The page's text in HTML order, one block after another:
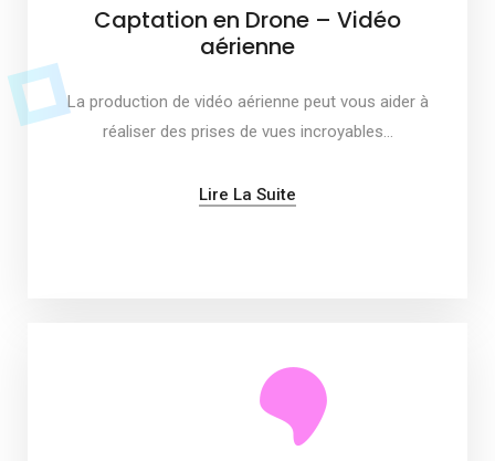
Captation en Drone – Vidéo
aérienne
La production de vidéo aérienne peut vous aider à
réaliser des prises de vues incroyables…
Lire La Suite